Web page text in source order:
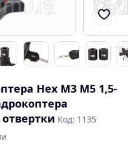
Hex M3 M5 1,5-
Код: 1135